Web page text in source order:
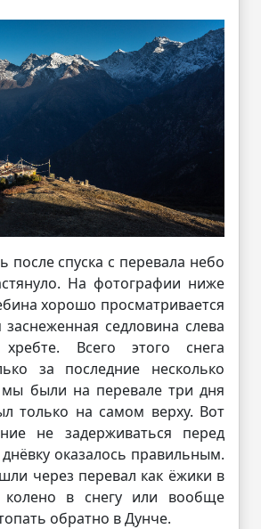
после спуска с перевала небо
На фотографии ниже
хорошо просматривается
седловина слева
Всего этого снега
за последние несколько
были на перевале три дня
только на самом верху. Вот
не задерживаться перед
оказалось правильным.
через перевал как ёжики в
в снегу или вообще
обратно в Дунче.